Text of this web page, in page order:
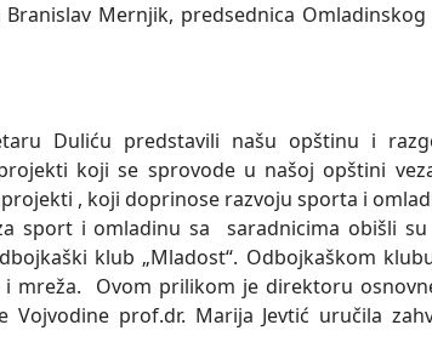
Branislav Mernjik, predsednica
Duliću predstavili našu opštinu i
koji se sprovode u našoj opštini
, koji doprinose razvoju sporta i
sport i omladinu sa saradnicima obišli
klub „Mladost“. Odbojkaškom
mreža. Ovom prilikom je direktoru
prof.dr. Marija Jevtić uručila